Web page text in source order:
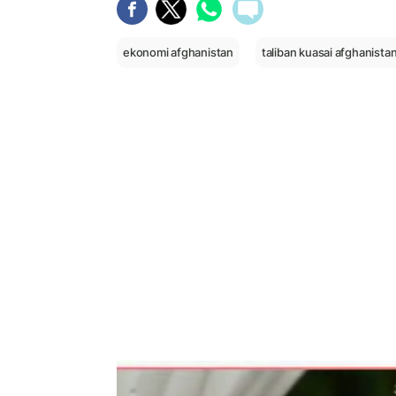
ekonomi afghanistan taliban kuasai afghanistan